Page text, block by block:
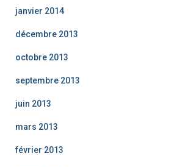
janvier 2014
décembre 2013
octobre 2013
septembre 2013
juin 2013
mars 2013
février 2013